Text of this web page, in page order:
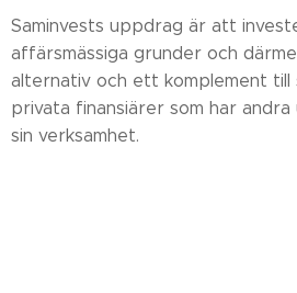
Saminvests uppdrag är att
affärsmässiga grunder och
alternativ och ett komplement till
privata finansiärer som har
sin verksamhet.